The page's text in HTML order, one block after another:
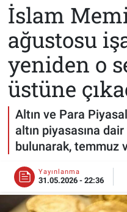
İslam
ağustosu
yeniden o
üstüne
Altın ve Para
altın piyasasına
bulunarak, temmuz
Yayınlanma
31.05.2026 - 22:36
DÜNYA
SAĞLIK
MAGAZİN
KADIN
TEKNOLOJİ
YEMEK
ESKİŞEHİR
Eskişehir Namaz
Eskişehir Trafik
Süper Lig Puan
Tüm Manşetler
Son Dakika
Haber Arşivi